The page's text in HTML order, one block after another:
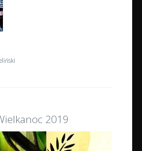
2019